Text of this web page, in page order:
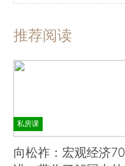
推荐阅读
私房课
向松祚：宏观经济70